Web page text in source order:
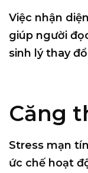
Việc nhận
giúp người
sinh lý thay
Căng
Stress mạn
ức chế hoạt